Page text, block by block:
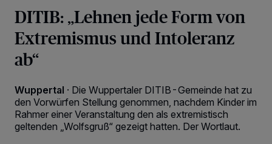
DITIB: „Lehnen jede Form von
Extremismus und Intoleranz
ab“
Wuppertal · Die Wuppertaler DITIB-Gemeinde hat zu
den Vorwürfen Stellung genommen, nachdem Kinder im
Rahmer einer Veranstaltung den als extremistisch
geltenden „Wolfsgruß“ gezeigt hatten. Der Wortlaut.